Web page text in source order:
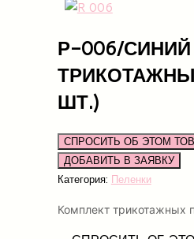
Р-006/
ШТ.)
СПРОСИТЬ ОБ ЭТОМ
Категория: Пеленки
Комплект трикотажных